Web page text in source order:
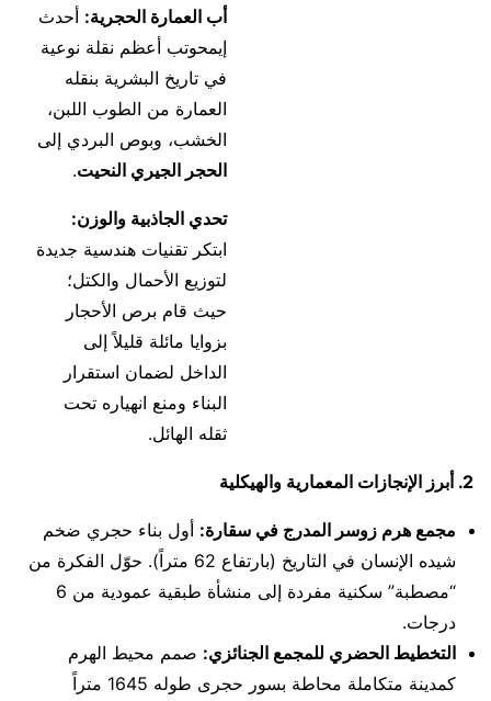
أب العمارة الحجرية: أحدث
إيمحوتب أعظم نقلة نوعية
في تاريخ البشرية بنقله
العمارة من الطوب اللبن،
الخشب، وبوص البردي إلى
الحجر الجيري النحيت.
تحدي الجاذبية والوزن:
ابتكر تقنيات هندسية جديدة
لتوزيع الأحمال والكتل؛
حيث قام برص الأحجار
بزوايا مائلة قليلاً إلى
الداخل لضمان استقرار
البناء ومنع انهياره تحت
ثقله الهائل.
2. أبرز الإنجازات المعمارية والهيكلية
مجمع هرم زوسر المدرج في سقارة: أول بناء حجري ضخم
شيده الإنسان في التاريخ (بارتفاع 62 متراً). حوّل الفكرة من
“مصطبة” سكنية مفردة إلى منشأة طبقية عمودية من 6
درجات.
التخطيط الحضري للمجمع الجنائزي: صمم محيط الهرم
كمدينة متكاملة محاطة بسور حجرى طوله 1645 متراً